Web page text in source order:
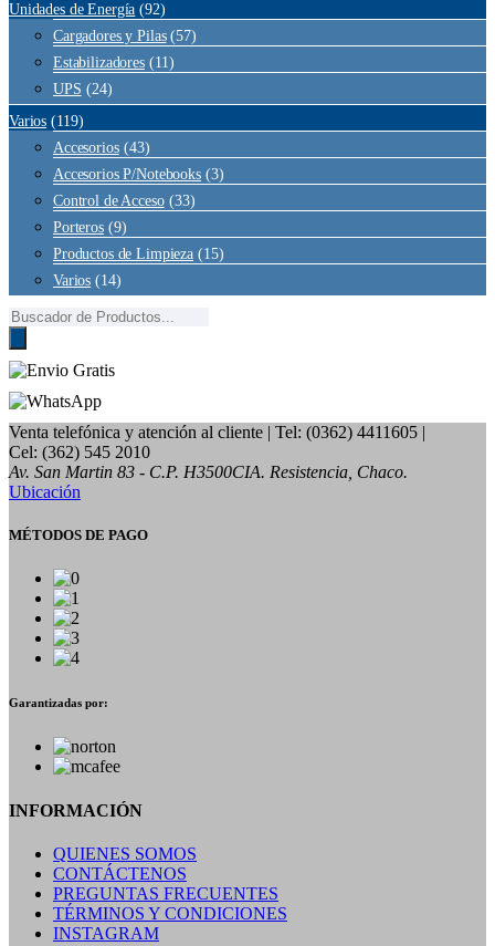
Unidades de Energía (92)
Cargadores y Pilas (57)
Estabilizadores (11)
UPS (24)
Varios (119)
Accesorios (43)
Accesorios P/Notebooks (3)
Control de Acceso (33)
Porteros (9)
Productos de Limpieza (15)
Varios (14)
Búsqueda
de
productos
Venta telefónica y atención al cliente | Tel: (0362) 4411605 |
Cel: (362) 545 2010
Av. San Martin 83 - C.P. H3500CIA. Resistencia, Chaco.
Ubicación
MÉTODOS DE PAGO
Garantizadas por:
INFORMACIÓN
QUIENES SOMOS
CONTÁCTENOS
PREGUNTAS FRECUENTES
TÉRMINOS Y CONDICIONES
INSTAGRAM